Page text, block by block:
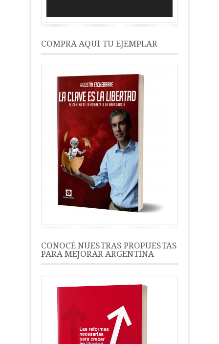
COMPRÁ AQUÍ TU EJEMPLAR
CONOCÉ NUESTRAS PROPUESTAS
PARA MEJORAR ARGENTINA